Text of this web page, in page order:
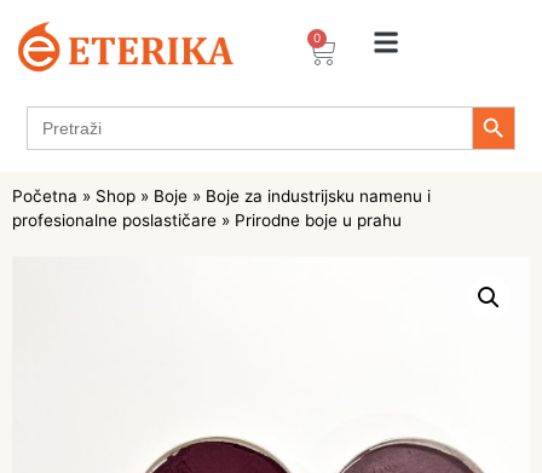
0
Search
for:
Search
Početna » Shop » Boje » Boje za industrijsku namenu i
profesionalne poslastičare » Prirodne boje u prahu